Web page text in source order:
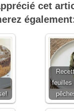
cet
feuilles